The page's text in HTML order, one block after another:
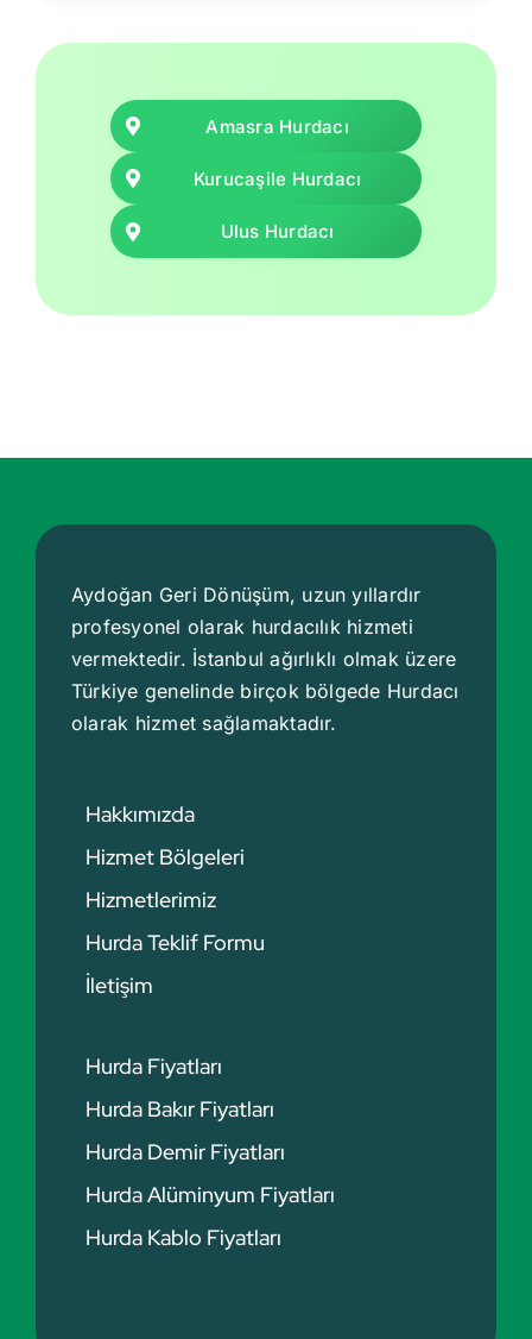
Amasra Hurdacı
Kurucaşile Hurdacı
Ulus Hurdacı
Aydoğan Geri Dönüşüm, uzun yıllardır
profesyonel olarak hurdacılık hizmeti
vermektedir. İstanbul ağırlıklı olmak üzere
Türkiye genelinde birçok bölgede Hurdacı
olarak hizmet sağlamaktadır.
Hakkımızda
Hizmet Bölgeleri
Hizmetlerimiz
Hurda Teklif Formu
İletişim
Hurda Fiyatları
Hurda Bakır Fiyatları
Hurda Demir Fiyatları
Hurda Alüminyum Fiyatları
Hurda Kablo Fiyatları